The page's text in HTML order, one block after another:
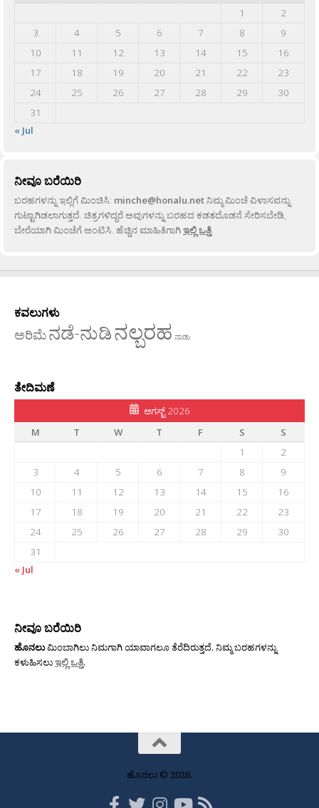
1
2
3
4 5 6 7 8
9
10
11 12 13 14 15
16
17
18 19 20 21 22
23
24
25 26 27 28 29
30
31
« Jul
ನೀವೂ ಬರೆಯಿರಿ
ಬರಹಗಳನ್ನು ಇಲ್ಲಿಗೆ ಮಿಂಚಿಸಿ: minche@honalu.netನಿಮ್ಮ ಮಿಂಚೆ ವಿಳಾಸವನ್ನು
ಗುಟ್ಟಾಗಿಡಲಾಗುತ್ತದೆ. ಚಿತ್ರಗಳಿದ್ದರೆ ಅವುಗಳನ್ನು ಬರಹದ ಕಡತದೊಡನೆ ಸೇರಿಸಬೇಡಿ,
ಬೇರೆಯಾಗಿ ಮಿಂಚೆಗೆ ಅಂಟಿಸಿ. ಹೆಚ್ಚಿನ ಮಾಹಿತಿಗಾಗಿಇಲ್ಲಿ ಒತ್ತಿ
ಕವಲುಗಳು
ಅರಿಮೆನಡೆ-ನುಡಿನಲ್ಬರಹ ನಾಡು
ತೇದಿಮಣೆ
ಆಗಸ್ಟ್ 2026
M
T W T F S
S
1
2
3
4 5 6 7 8
9
10
11 12 13 14 15
16
17
18 19 20 21 22
23
24
25 26 27 28 29
30
31
« Jul
ನೀವೂ ಬರೆಯಿರಿ
ಹೊನಲುಮಿಂಬಾಗಿಲು ನಿಮಗಾಗಿ ಯಾವಾಗಲೂ ತೆರೆದಿರುತ್ತದೆ. ನಿಮ್ಮ ಬರಹಗಳನ್ನು
ಕಳುಹಿಸಲುಇಲ್ಲಿ ಒತ್ತಿ.
ಹೊನಲು © 2026.